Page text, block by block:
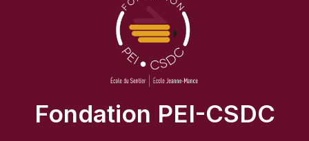
Fondation PEI-CSDC